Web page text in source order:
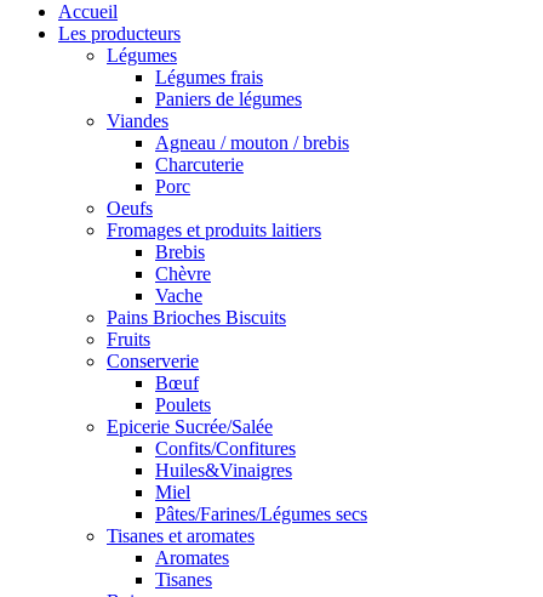
Accueil
Les producteurs
Légumes
Légumes frais
Paniers de légumes
Viandes
Agneau / mouton / brebis
Charcuterie
Porc
Oeufs
Fromages et produits laitiers
Brebis
Chèvre
Vache
Pains Brioches Biscuits
Fruits
Conserverie
Bœuf
Poulets
Epicerie Sucrée/Salée
Confits/Confitures
Huiles&Vinaigres
Miel
Pâtes/Farines/Légumes secs
Tisanes et aromates
Aromates
Tisanes